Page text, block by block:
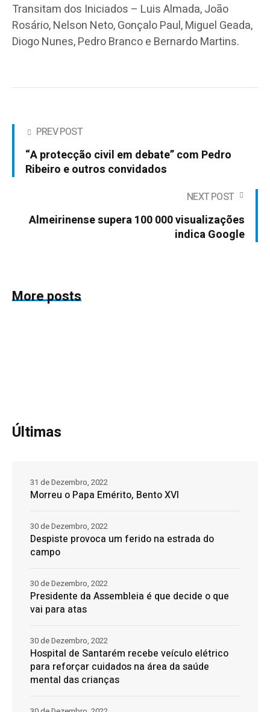
Transitam dos Iniciados – Luis Almada, João
Rosário, Nelson Neto, Gonçalo Paul, Miguel Geada,
Diogo Nunes, Pedro Branco e Bernardo Martins.
PREV POST
“A protecção civil em debate” com Pedro
Ribeiro e outros convidados
NEXT POST
Almeirinense supera 100 000 visualizações
indica Google
More posts
Últimas
Morreu o Papa Emérito, Bento XVI
31 de Dezembro, 2022
Despiste provoca um ferido na estrada do
campo
30 de Dezembro, 2022
Presidente da Assembleia é que decide o que
vai para atas
30 de Dezembro, 2022
Hospital de Santarém recebe veículo elétrico
para reforçar cuidados na área da saúde
mental das crianças
30 de Dezembro, 2022